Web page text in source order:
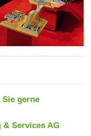
Sie gerne
Services AG